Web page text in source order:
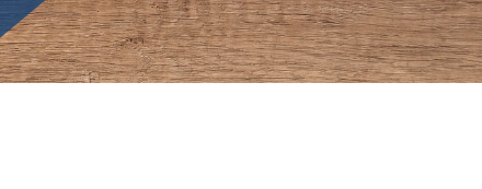
Zur Übersicht
Ingenieurwissenschaften
Wirtschaftswissenschaften